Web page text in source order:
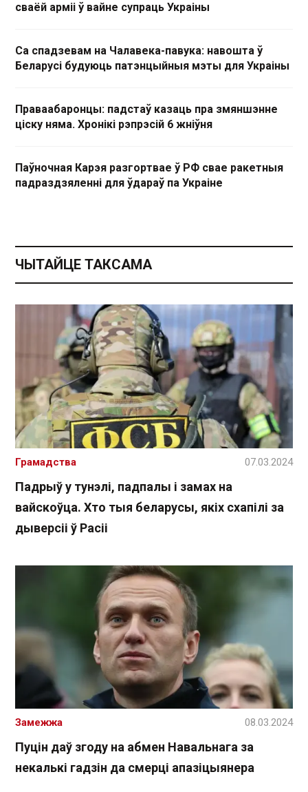
сваёй арміі ў вайне супраць Украіны
Са спадзевам на Чалавека-павука: навошта ў
Беларусі будуюць патэнцыйныя мэты для Украіны
Праваабаронцы: падстаў казаць пра змяншэнне
ціску няма. Хронікі рэпрэсій 6 жніўня
Паўночная Карэя разгортвае ў РФ свае ракетныя
падраздзяленні для ўдараў па Украіне
ЧЫТАЙЦЕ ТАКСАМА
Падрыў у тунэлі, падпалы і замах на
вайскоўца. Хто тыя беларусы, якіх схапілі за
дыверсіі ў Расіі
Грамадства 07.03.2024
Пуцін даў згоду на абмен Навальнага за
некалькі гадзін да смерці апазіцыянера
Замежжа 08.03.2024